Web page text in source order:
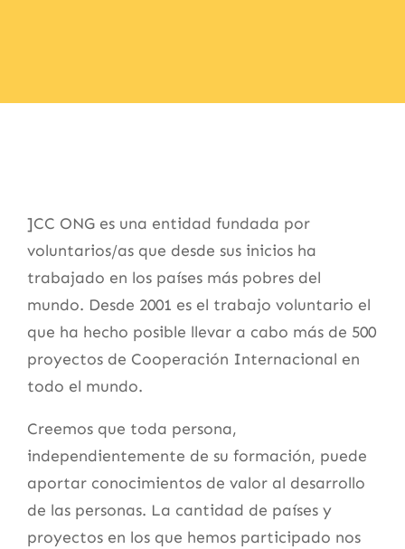
]CC ONG es una entidad fundada por
voluntarios/as que desde sus inicios ha
trabajado en los países más pobres del
mundo. Desde 2001 es el trabajo voluntario el
que ha hecho posible llevar a cabo más de 500
proyectos de Cooperación Internacional en
todo el mundo.
Creemos que toda persona,
independientemente de su formación, puede
aportar conocimientos de valor al desarrollo
de las personas. La cantidad de países y
proyectos en los que hemos participado nos